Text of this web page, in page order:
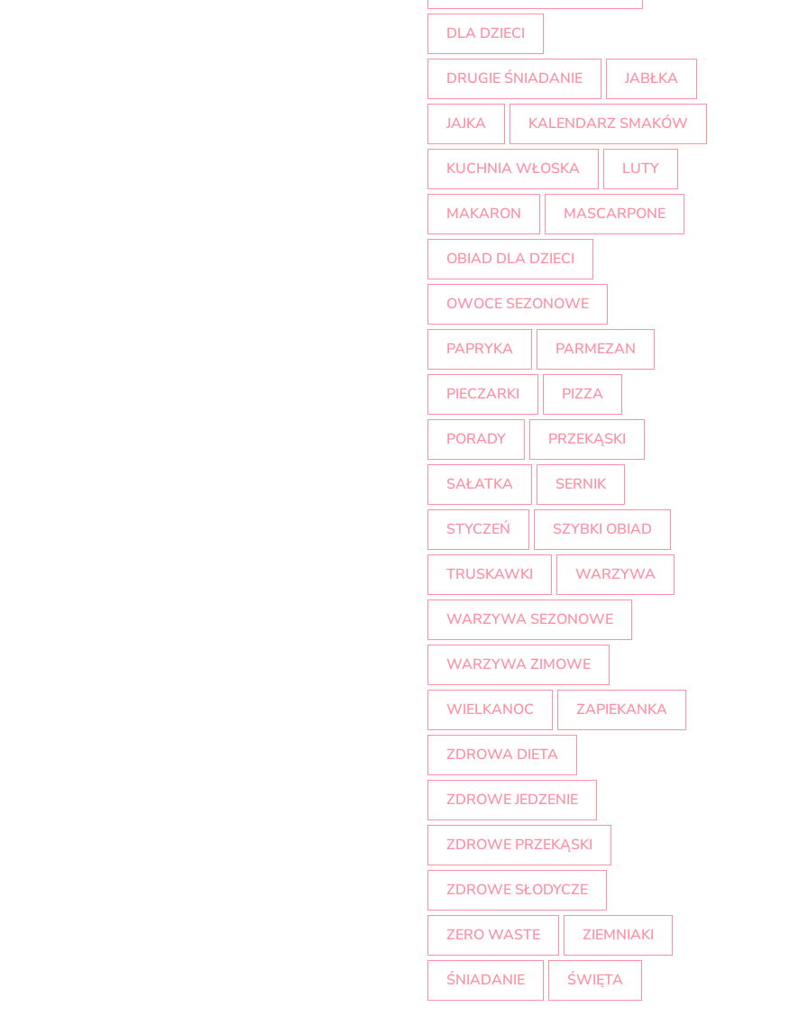
DLA DZIECI
DRUGIE ŚNIADANIE JABŁKA
JAJKA KALENDARZ SMAKÓW
KUCHNIA WŁOSKA LUTY
MAKARON MASCARPONE
OBIAD DLA DZIECI
OWOCE SEZONOWE
PAPRYKA PARMEZAN
PIECZARKI PIZZA
PORADY PRZEKĄSKI
SAŁATKA SERNIK
STYCZEŃ SZYBKI OBIAD
TRUSKAWKI WARZYWA
WARZYWA SEZONOWE
WARZYWA ZIMOWE
WIELKANOC ZAPIEKANKA
ZDROWA DIETA
ZDROWE JEDZENIE
ZDROWE PRZEKĄSKI
ZDROWE SŁODYCZE
ZERO WASTE ZIEMNIAKI
ŚNIADANIE ŚWIĘTA